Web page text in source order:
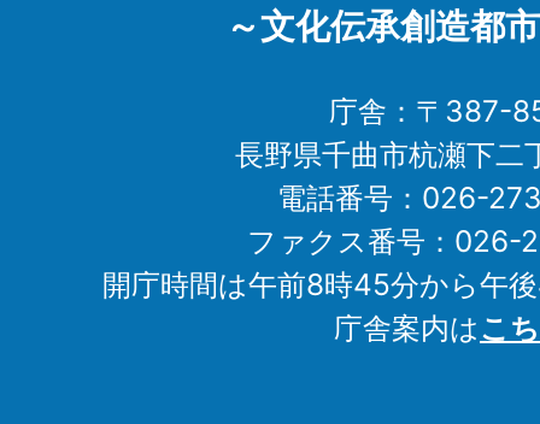
～文化伝承創造都
庁舎：〒387-
長野県千曲市杭瀬下二
電話番号：026-
ファクス番号：026-
開庁時間は午前8時45分から午
庁舎案内はこ